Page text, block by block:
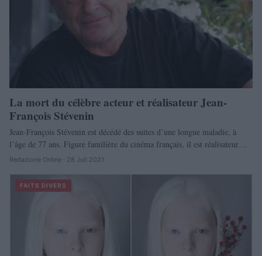
La mort du célèbre acteur et réalisateur Jean-
François Stévenin
Jean-François Stévenin est décédé des suites d’une longue maladie, à
l’âge de 77 ans. Figure familière du cinéma français, il est réalisateur…
Redazione Online · 28 Juil 2021
FAITS DIVERS